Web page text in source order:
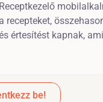
Receptkezelő
a recepteket,
értesítést kapnak,
be!